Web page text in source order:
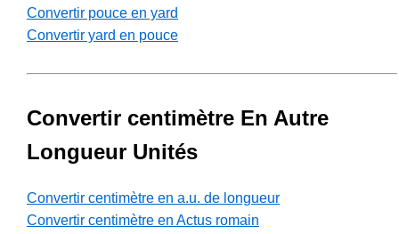
Convertir pouce en yard
Convertir yard en pouce
Convertir centimètre En Autre
Longueur Unités
Convertir centimètre en a.u. de longueur
Convertir centimètre en Actus romain